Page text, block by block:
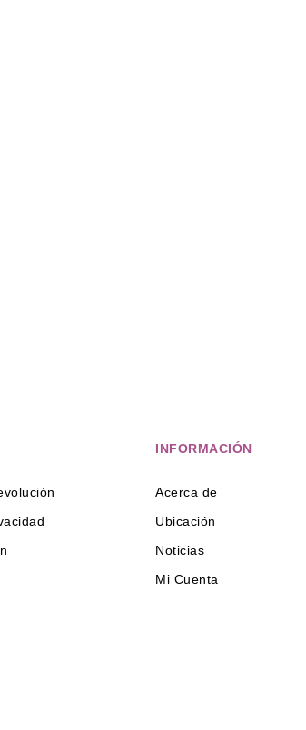
INFORMACIÓN
Acerca de
Ubicación
Noticias
Mi Cuenta